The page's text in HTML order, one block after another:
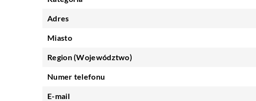
Adres
Miasto
Region (Województwo)
Numer telefonu
E-mail